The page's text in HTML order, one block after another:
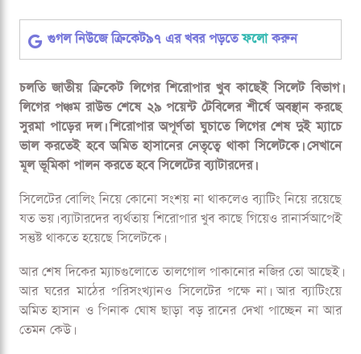
গুগল নিউজে ক্রিকেট৯৭ এর খবর পড়তেফলোকরুন
চলতি জাতীয় ক্রিকেট লিগের শিরোপার খুব কাছেই সিলেট বিভাগ।
লিগের পঞ্চম রাউন্ড শেষে ২৯ পয়েন্ট টেবিলের শীর্ষে অবস্থান করছে
সুরমা পাড়ের দল। শিরোপার অপূর্ণতা ঘুচাতে লিগের শেষ দুই ম্যাচে
ভাল করতেই হবে অমিত হাসানের নেতৃত্বে থাকা সিলেটকে। সেখানে
মূল ভূমিকা পালন করতে হবে সিলেটের ব্যাটারদের।
সিলেটের বোলিং নিয়ে কোনো সংশয় না থাকলেও ব্যাটিং নিয়ে রয়েছে
যত ভয়। ব্যাটারদের ব্যর্থতায় শিরোপার খুব কাছে গিয়েও রানার্সআপেই
সন্তুষ্ট থাকতে হয়েছে সিলেটকে।
আর শেষ দিকের ম্যাচগুলোতে তালগোল পাকানোর নজির তো আছেই।
আর ঘরের মাঠের পরিসংখ্যানও সিলেটের পক্ষে না। আর ব্যাটিংয়ে
অমিত হাসান ও পিনাক ঘোষ ছাড়া বড় রানের দেখা পাচ্ছেন না আর
তেমন কেউ।